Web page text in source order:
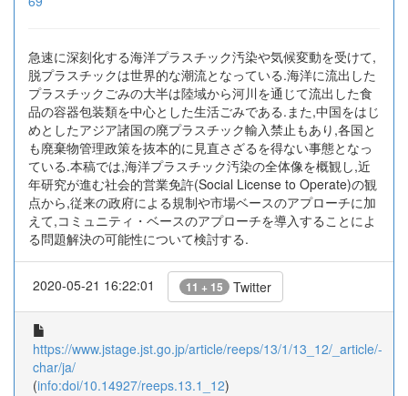
急速に深刻化する海洋プラスチック汚染や気候変動を受けて,
脱プラスチックは世界的な潮流となっている.海洋に流出した
プラスチックごみの大半は陸域から河川を通じて流出した食
品の容器包装類を中心とした生活ごみである.また,中国をはじ
めとしたアジア諸国の廃プラスチック輸入禁止もあり,各国と
も廃棄物管理政策を抜本的に見直さざるを得ない事態となっ
ている.本稿では,海洋プラスチック汚染の全体像を概観し,近
年研究が進む社会的営業免許(Social License to Operate)の観
点から,従来の政府による規制や市場ベースのアプローチに加
えて,コミュニティ・ベースのアプローチを導入することによ
る問題解決の可能性について検討する.
2020-05-21 16:22:01 11 + 15 Twitter
https://www.jstage.jst.go.jp/article/reeps/13/1/13_12/_article/-
char/ja/
(info:doi/10.14927/reeps.13.1_12)